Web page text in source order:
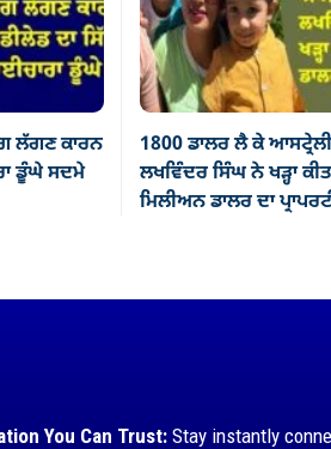
ਲੱਗਣ ਕਾਰਨ
ਡੂੰਘੇ ਸਦਮੇ
1800 ਡਾਲਰ ਲੈ ਕੇ
ਲਖਵਿੰਦਰ ਸਿੰਘ ਨੇ ਖੜ੍ਹਾ
ਮਿਲੀਅਨ ਡਾਲਰ ਦਾ
You Can Trust: Stay instantly